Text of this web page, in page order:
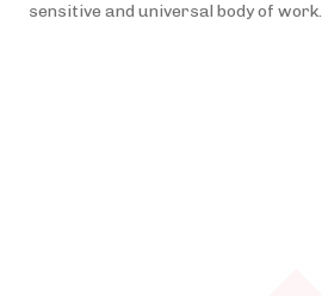
sensitive and universal body of work.